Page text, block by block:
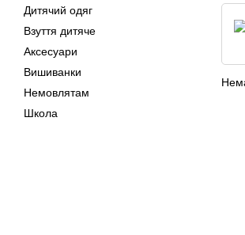
Дитячий одяг
Взуття дитяче
Аксесуари
Вишиванки
Немовлятам
Школа